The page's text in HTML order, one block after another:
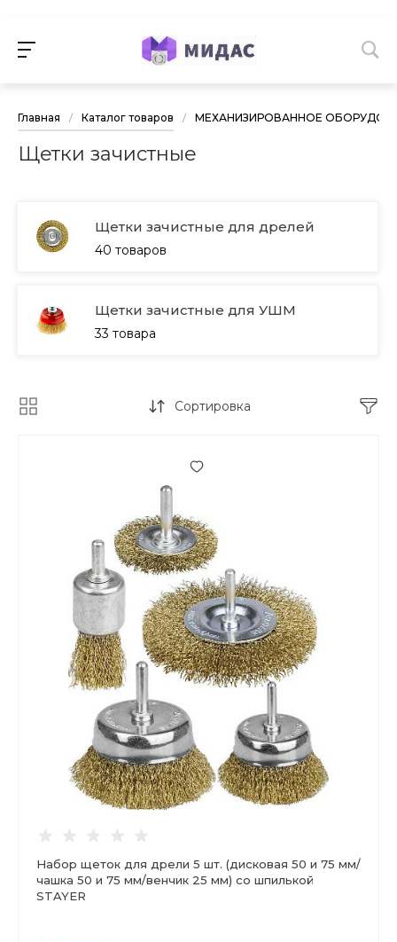
Главная / Каталог товаров / МЕХАНИЗИРОВАННОЕ
Щетки зачистные
Щетки зачистные для дрелей
40 товаров
Щетки зачистные для УШМ
33 товара
Сортировка
Набор щеток для дрели 5 шт. (дисковая 50 и 75 мм/
чашка 50 и 75 мм/венчик 25 мм) со шпилькой
STAYER